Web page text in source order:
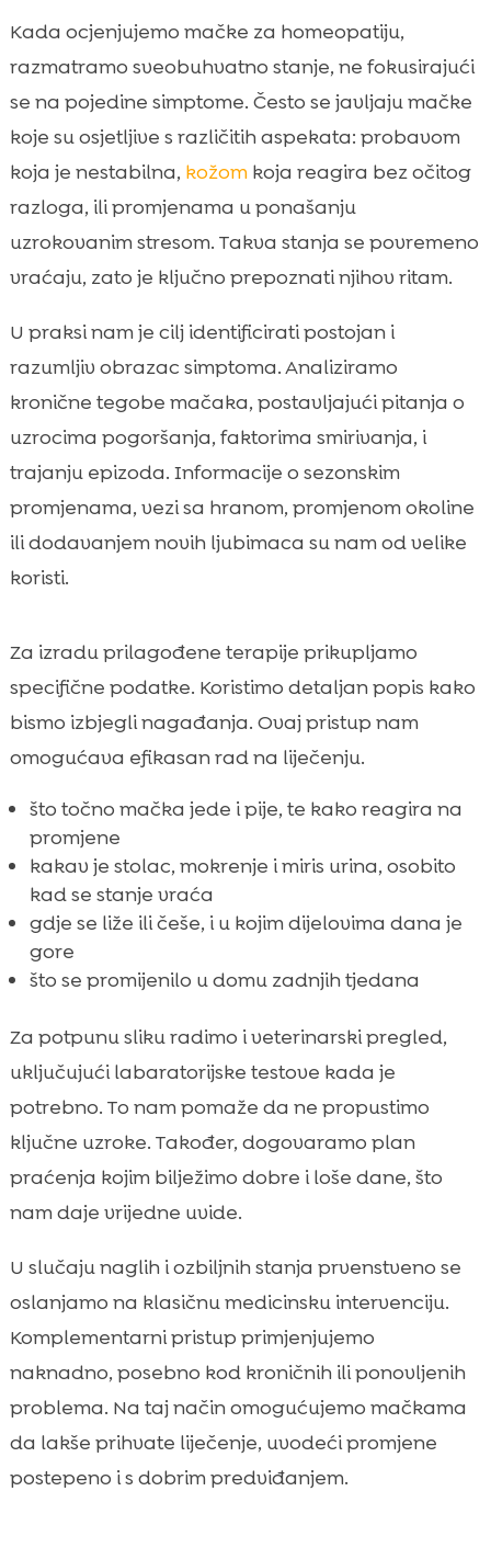
Kada ocjenjujemo mačke za homeopatiju,
razmatramo sveobuhvatno stanje, ne fokusirajući
se na pojedine simptome. Često se javljaju mačke
koje su osjetljive s različitih aspekata: probavom
koja je nestabilna, kožomkoja reagira bez očitog
razloga, ili promjenama u ponašanju
uzrokovanim stresom. Takva stanja se povremeno
vraćaju, zato je ključno prepoznati njihov ritam.
U praksi nam je cilj identificirati postojan i
razumljiv obrazac simptoma. Analiziramo
kronične tegobe mačaka, postavljajući pitanja o
uzrocima pogoršanja, faktorima smirivanja, i
trajanju epizoda. Informacije o sezonskim
promjenama, vezi sa hranom, promjenom okoline
ili dodavanjem novih ljubimaca su nam od velike
koristi.
Za izradu prilagođene terapije prikupljamo
specifične podatke. Koristimo detaljan popis kako
bismo izbjegli nagađanja. Ovaj pristup nam
omogućava efikasan rad na liječenju.
što točno mačka jede i pije, te kako reagira na
promjene
kakav je stolac, mokrenje i miris urina, osobito
kad se stanje vraća
gdje se liže ili češe, i u kojim dijelovima dana je
gore
što se promijenilo u domu zadnjih tjedana
Za potpunu sliku radimo i veterinarski pregled,
uključujući labaratorijske testove kada je
potrebno. To nam pomaže da ne propustimo
ključne uzroke. Također, dogovaramo plan
praćenja kojim bilježimo dobre i loše dane, što
nam daje vrijedne uvide.
U slučaju naglih i ozbiljnih stanja prvenstveno se
oslanjamo na klasičnu medicinsku intervenciju.
Komplementarni pristup primjenjujemo
naknadno, posebno kod kroničnih ili ponovljenih
problema. Na taj način omogućujemo mačkama
da lakše prihvate liječenje, uvodeći promjene
postepeno i s dobrim predviđanjem.